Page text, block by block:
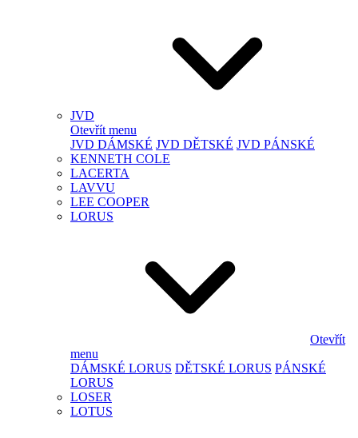
JVD
Otevřít menu
JVD DÁMSKÉ JVD DĚTSKÉ JVD PÁNSKÉ
KENNETH COLE
LACERTA
LAVVU
LEE COOPER
LORUS
Otevřít
menu
DÁMSKÉ LORUS DĚTSKÉ LORUS PÁNSKÉ
LORUS
LOSER
LOTUS